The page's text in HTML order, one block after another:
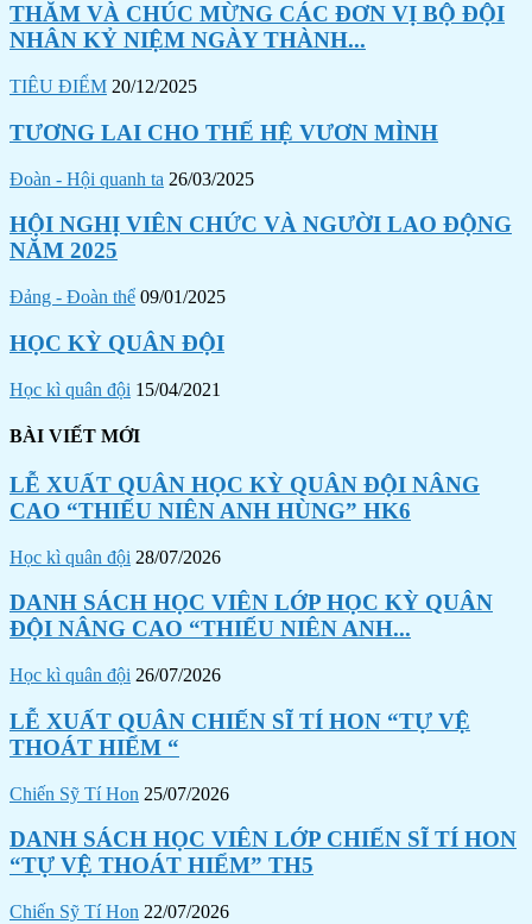
THĂM VÀ CHÚC MỪNG CÁC ĐƠN VỊ BỘ ĐỘI
NHÂN KỶ NIỆM NGÀY THÀNH...
TIÊU ĐIỂM 20/12/2025
TƯƠNG LAI CHO THẾ HỆ VƯƠN MÌNH
Đoàn - Hội quanh ta 26/03/2025
HỘI NGHỊ VIÊN CHỨC VÀ NGƯỜI LAO ĐỘNG
NĂM 2025
Đảng - Đoàn thể 09/01/2025
HỌC KỲ QUÂN ĐỘI
Học kì quân đội 15/04/2021
BÀI VIẾT MỚI
LỄ XUẤT QUÂN HỌC KỲ QUÂN ĐỘI NÂNG
CAO “THIẾU NIÊN ANH HÙNG” HK6
Học kì quân đội 28/07/2026
DANH SÁCH HỌC VIÊN LỚP HỌC KỲ QUÂN
ĐỘI NÂNG CAO “THIẾU NIÊN ANH...
Học kì quân đội 26/07/2026
LỄ XUẤT QUÂN CHIẾN SĨ TÍ HON “TỰ VỆ
THOÁT HIỂM “
Chiến Sỹ Tí Hon 25/07/2026
DANH SÁCH HỌC VIÊN LỚP CHIẾN SĨ TÍ HON
“TỰ VỆ THOÁT HIỂM” TH5
Chiến Sỹ Tí Hon 22/07/2026